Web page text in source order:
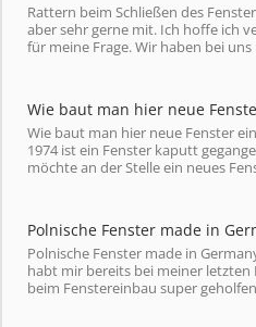
Rattern beim Schließen des
aber sehr gerne mit. Ich hoffe ich
für meine Frage. Wir haben bei uns
Wie baut man hier neue
Wie baut man hier neue Fenster
1974 ist ein Fenster kaputt
möchte an der Stelle ein neues
Polnische Fenster made in
Polnische Fenster made in
habt mir bereits bei meiner letzten
beim Fenstereinbau super